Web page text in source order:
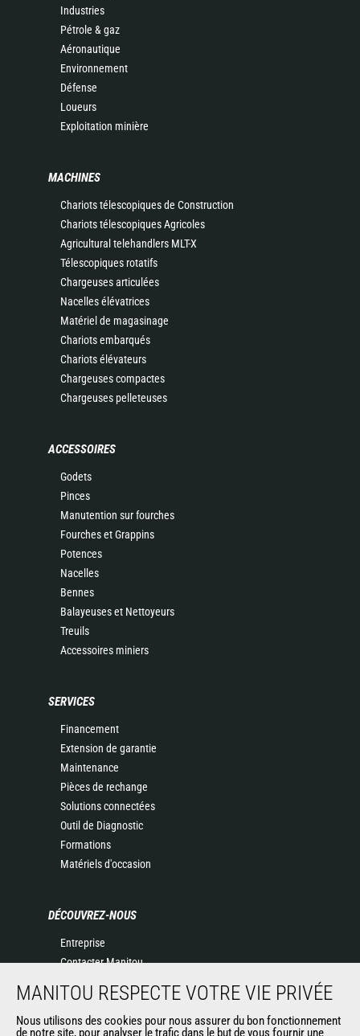
Industries
Pétrole & gaz
Aéronautique
Environnement
Défense
Loueurs
Exploitation minière
MACHINES
Chariots télescopiques de Construction
Chariots télescopiques Agricoles
Agricultural telehandlers MLT-X
Télescopiques rotatifs
Chargeuses articulées
Nacelles élévatrices
Matériel de magasinage
Chariots embarqués
Chariots élévateurs
Chargeuses compactes
Chargeuses pelleteuses
ACCESSOIRES
Godets
Pinces
Manutention sur fourches
Fourches et Grappins
Potences
Nacelles
Bennes
Balayeuses et Nettoyeurs
Treuils
Accessoires miniers
SERVICES
Financement
Extension de garantie
Maintenance
Pièces de rechange
Solutions connectées
Outil de Diagnostic
Formations
Matériels d'occasion
DÉCOUVREZ-NOUS
Entreprise
Contacter Manitou
Politique de protection des données
Evénements
MANITOU RESPECTE VOTRE VIE PRIVÉE
Nous utilisons des cookies pour nous assurer du bon fonctionnement
de notre site, pour analyser le trafic dans le but de vous fournir une